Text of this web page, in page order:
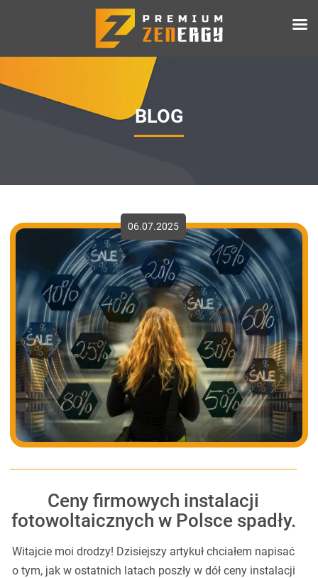
BLOG
06.07.2025
Ceny firmowych instalacji
fotowoltaicznych w Polsce spadły.
Witajcie moi drodzy! Dzisiejszy artykuł chciałem napisać
o tym, jak w ostatnich latach poszły w dół ceny instalacji